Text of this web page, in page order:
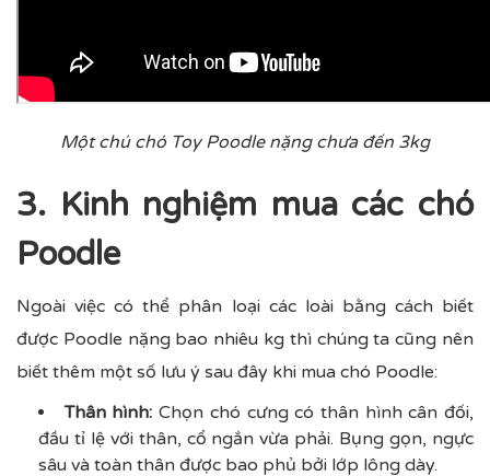
Một chú chó Toy Poodle nặng chưa đến 3kg
3. Kinh nghiệm mua các chó
Poodle
Ngoài việc có thể phân loại các loài bằng cách biết
được Poodle nặng bao nhiêu kg thì chúng ta cũng nên
biết thêm một số lưu ý sau đây khi mua chó Poodle:
Thân hình:Chọn chó cưng có thân hình cân đối,
đầu tỉ lệ với thân, cổ ngắn vừa phải. Bụng gọn, ngực
sâu và toàn thân được bao phủ bởi lớp lông dày.